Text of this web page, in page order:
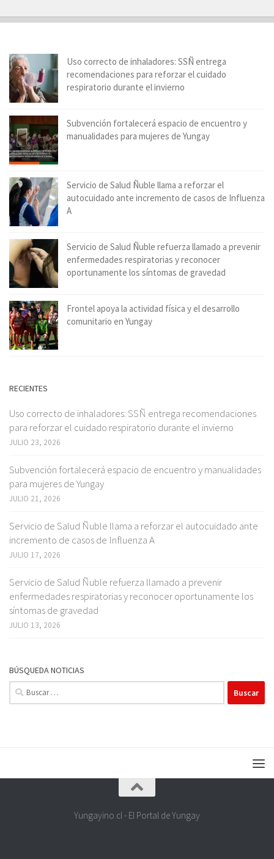
Uso correcto de inhaladores: SSÑ entrega
recomendaciones para reforzar el cuidado
respiratorio durante el invierno
Subvención fortalecerá espacio de encuentro y
manualidades para mujeres de Yungay
Servicio de Salud Ñuble llama a reforzar el
autocuidado ante incremento de casos de Influenza
A
Servicio de Salud Ñuble refuerza llamado a prevenir
enfermedades respiratorias y reconocer
oportunamente los síntomas de gravedad
Frontel apoya la actividad física y el desarrollo
comunitario en Yungay
RECIENTES
Uso correcto de inhaladores: SSÑ entrega recomendaciones
para reforzar el cuidado respiratorio durante el invierno
JULIO 23, 2026
Subvención fortalecerá espacio de encuentro y manualidades
para mujeres de Yungay
JULIO 21, 2026
Servicio de Salud Ñuble llama a reforzar el autocuidado ante
incremento de casos de Influenza A
JULIO 17, 2026
Servicio de Salud Ñuble refuerza llamado a prevenir
enfermedades respiratorias y reconocer oportunamente los
síntomas de gravedad
JULIO 13, 2026
BÚSQUEDA NOTICIAS
Buscar:
Yungayino.cl - El Portal de Yungay